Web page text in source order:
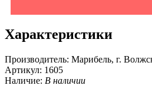
Характеристики
Производитель: Марибель, г.
Артикул: 1605
Наличие: В наличии